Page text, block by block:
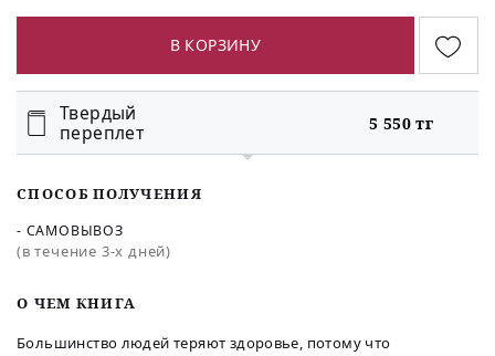
O ЧЕМ КНИГА
Большинство людей теряют здоровье, потому что
В КОРЗИНУ
Твердый
переплет
5 550 тг
СПОСОБ ПОЛУЧЕНИЯ
- САМОВЫВОЗ
(в течение 3-х дней)